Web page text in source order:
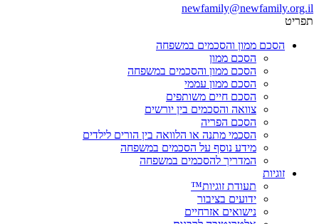
newfamily@newfamily.org.il
תפריט
הסכם ממון והסכמים במשפחה
הסכם ממון
הסכם ממון והסכמים במשפחה
הסכם ממון עממי
הסכם חיים משותפים
צוואה והסכמים בין יורשים
הסכם הפריה
הסכמי מתנה או הלוואה בין הורים לילדים
מידע נוסף על הסכמים במשפחה
המדריך להסכמים במשפחה
זוגיות
תעודת זוגיות™
ידועים בציבור
נישואים אזרחיים